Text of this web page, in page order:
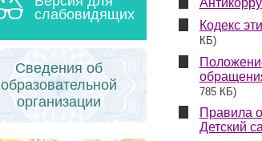
слабовидящих
Сведения об
образовательной
организации
Кодекс
КБ)
785 КБ)
Правила
Детский